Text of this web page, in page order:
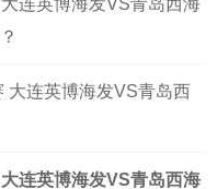
连英博海发VS青岛西海
大连英博海发VS青岛西
连英博海发VS青岛西海